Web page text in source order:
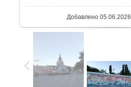
Добавлено05.06.2026